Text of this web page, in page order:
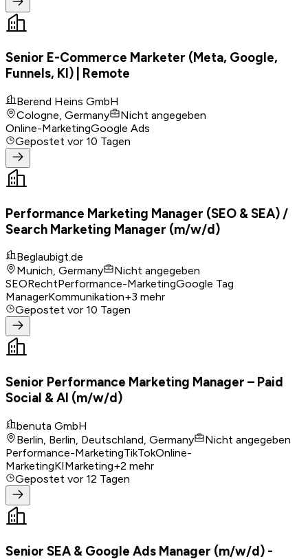
Senior E-Commerce Marketer (Meta, Google,
Funnels, KI) | Remote
Berend Heins GmbH
Cologne, Germany
Nicht angegeben
Online-MarketingGoogle Ads
Gepostet vor 10 Tagen
Performance Marketing Manager (SEO & SEA) /
Search Marketing Manager (m/w/d)
Beglaubigt.de
Munich, Germany
Nicht angegeben
SEORechtPerformance-MarketingGoogle Tag
ManagerKommunikation+3 mehr
Gepostet vor 10 Tagen
Senior Performance Marketing Manager – Paid
Social & AI (m/w/d)
benuta GmbH
Berlin, Berlin, Deutschland, Germany
Nicht angegeben
Performance-MarketingTikTokOnline-
MarketingKIMarketing+2 mehr
Gepostet vor 12 Tagen
Senior SEA & Google Ads Manager (m/w/d) -